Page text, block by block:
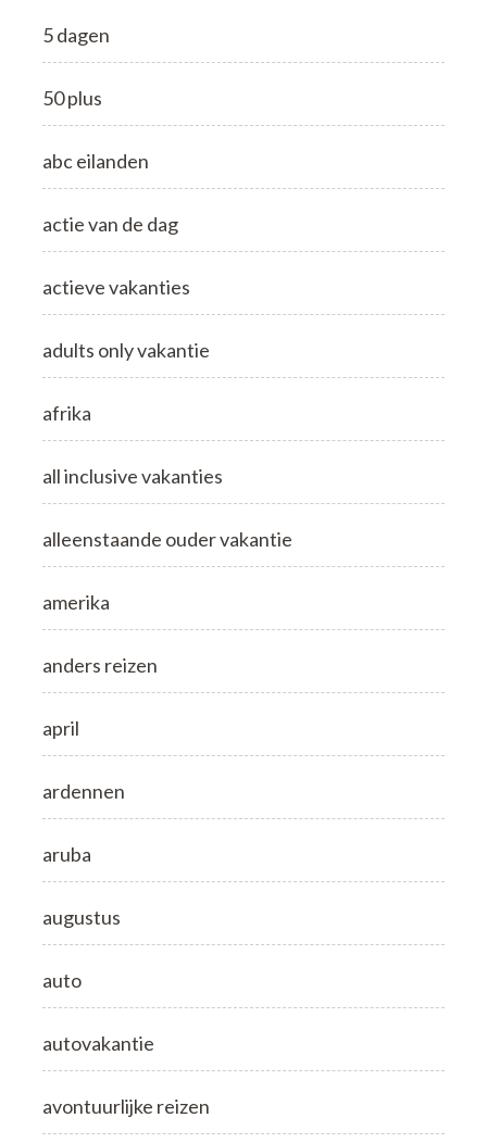
5 dagen
50 plus
abc eilanden
actie van de dag
actieve vakanties
adults only vakantie
afrika
all inclusive vakanties
alleenstaande ouder vakantie
amerika
anders reizen
april
ardennen
aruba
augustus
auto
autovakantie
avontuurlijke reizen